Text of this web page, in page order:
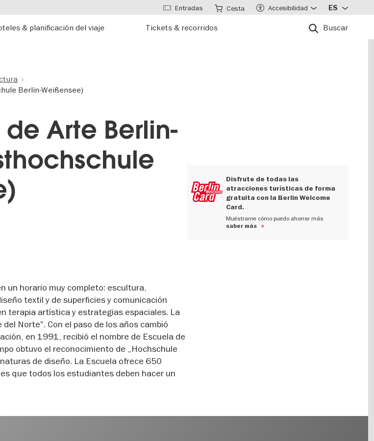
& planificación del viaje Tickets & recorridos Buscar
Entradas Cesta Accesibilidad ES
Berlin-Weißensee)
Arte Berlin-
Disfrute de todas las
atracciones turísticas de forma
gratuita con la Berlin Welcome
Card.
Muéstrame cómo puedo ahorrar más
saber más
un horario muy completo: escultura,
textil y de superficies y comunicación
terapia artística y estrategias espaciales. La
Norte". Con el paso de los años cambió
en 1991, recibió el nombre de Escuela de
obtuvo el reconocimiento de „Hochschule
de diseño. La Escuela ofrece 650
que todos los estudiantes deben hacer un